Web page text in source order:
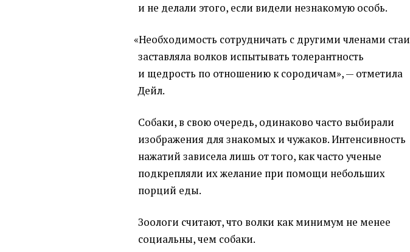
и не делали этого, если видели незнакомую особь.
«Необходимость сотрудничать с другими членами стаи
заставляла волков испытывать толерантность
и щедрость по отношению к сородичам», — отметила
Дейл.
Собаки, в свою очередь, одинаково часто выбирали
изображения для знакомых и чужаков. Интенсивность
нажатий зависела лишь от того, как часто ученые
подкрепляли их желание при помощи небольших
порций еды.
Зоологи считают, что волки как минимум не менее
социальны, чем собаки.